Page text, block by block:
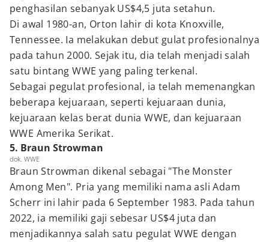
penghasilan sebanyak US$4,5 juta setahun.
Di awal 1980-an, Orton lahir di kota Knoxville,
Tennessee. Ia melakukan debut gulat profesionalnya
pada tahun 2000. Sejak itu, dia telah menjadi salah
satu bintang WWE yang paling terkenal.
Sebagai pegulat profesional, ia telah memenangkan
beberapa kejuaraan, seperti kejuaraan dunia,
kejuaraan kelas berat dunia WWE, dan kejuaraan
WWE Amerika Serikat.
5. Braun Strowman
dok. WWE
Braun Strowman dikenal sebagai "The Monster
Among Men". Pria yang memiliki nama asli Adam
Scherr ini lahir pada 6 September 1983. Pada tahun
2022, ia memiliki gaji sebesar US$4 juta dan
menjadikannya salah satu pegulat WWE dengan